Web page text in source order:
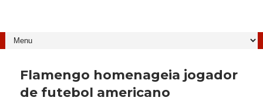
Flamengo homenageia jogador
de futebol americano